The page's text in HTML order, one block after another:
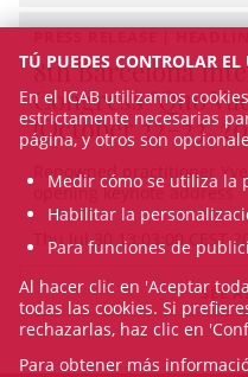
8th Barcelona
Congress "Quo
(October 22–23,
Renowned practitioner
opening keynote address
Thu Jul 30 13:03:00 CEST
SEE
TÚ PUEDES CONTROLAR
En el ICAB utilizamos
estrictamente necesarias
página, y otros son
Medir cómo se utiliza la
Habilitar la
Para funciones de
Al hacer clic en 'Aceptar
todas las cookies. Si
rechazarlas, haz clic en
Para obtener más